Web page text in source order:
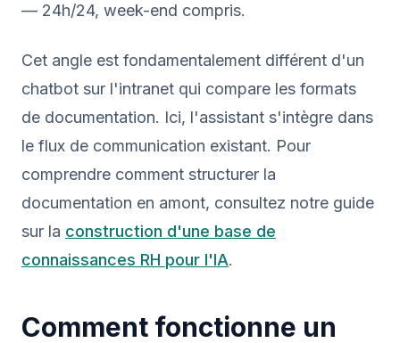
— 24h/24, week-end compris.
Cet angle est fondamentalement différent d'un
chatbot sur l'intranet qui compare les formats
de documentation. Ici, l'assistant s'intègre dans
le flux de communication existant. Pour
comprendre comment structurer la
documentation en amont, consultez notre guide
sur la construction d'une base de
connaissances RH pour l'IA.
Comment fonctionne un